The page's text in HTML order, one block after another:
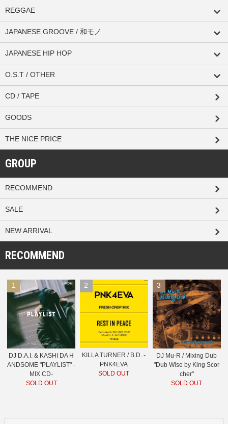
REGGAE
JAPANESE GROOVE / 和モノ
JAPANESE HIP HOP
O.S.T / OTHER
CD / TAPE
GOODS
THE NICE PRICE
GROUP
RECOMMEND
SALE
NEW ARRIVAL
RECOMMEND
1
DJ D.A.I. & KASHI DA H
ANDSOME "PLAYLIST" -
MIX CD-
SOLD OUT
2
KILLA TURNER / B.D. -
PNK4EVA
SOLD OUT
3
DJ Mu-R / Mixing Dub
"Dub Wise by King Scor
cher"
SOLD OUT